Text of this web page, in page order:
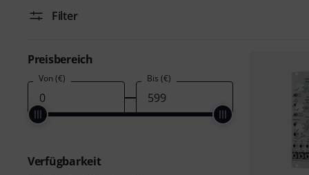
Filter
Preisbereich
Von (€) Bis (€)
Verfügbarkeit